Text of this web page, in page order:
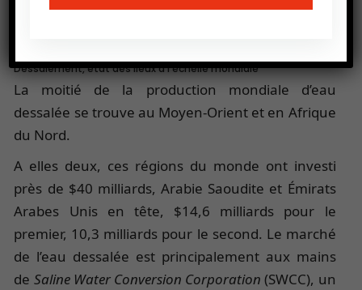
Dessalement, état des lieux à l’échelle mondiale
La moitié de la production mondiale d’eau
dessalée se trouve au Moyen-Orient et en Afrique
du Nord.
A elles deux, ces régions du monde ont investi
près de $40 milliards, Arabie Saoudite et Émirats
Arabes Unis en tête, $14,6 milliards pour le
premier, 10,3 milliards pour le second. Le marché
de l’eau dessalée est principalement aux mains
de Saline Water Conversion Corporation (SWCC), un